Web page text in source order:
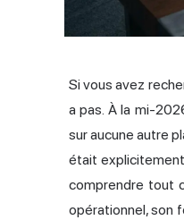
Si vous avez
a pas. À la mi-
sur aucune autre
était
comprendre tout
opérationnel, son